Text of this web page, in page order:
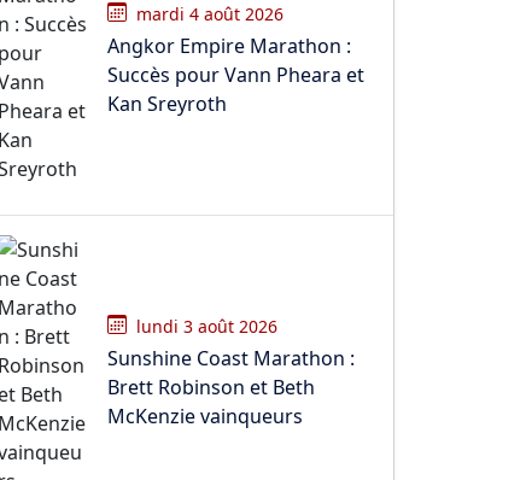
mardi 4 août 2026
Angkor Empire Marathon :
Succès pour Vann Pheara et
Kan Sreyroth
lundi 3 août 2026
Sunshine Coast Marathon :
Brett Robinson et Beth
McKenzie vainqueurs